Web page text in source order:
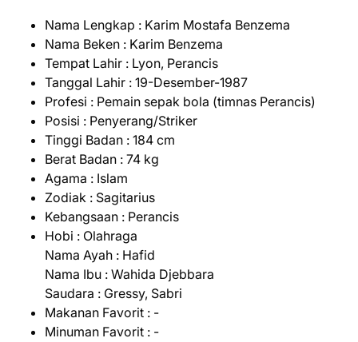
Nama Lengkap : Karim Mostafa Benzema
Nama Beken : Karim Benzema
Tempat Lahir : Lyon, Perancis
Tanggal Lahir : 19-Desember-1987
Profesi : Pemain sepak bola (timnas Perancis)
Posisi : Penyerang/Striker
Tinggi Badan : 184 cm
Berat Badan : 74 kg
Agama : Islam
Zodiak : Sagitarius
Kebangsaan : Perancis
Hobi : Olahraga
Nama Ayah : Hafid
Nama Ibu : Wahida Djebbara
Saudara : Gressy, Sabri
Makanan Favorit : -
Minuman Favorit : -